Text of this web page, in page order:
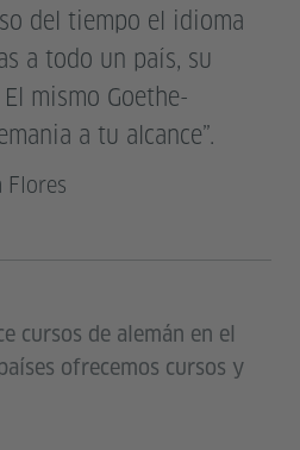
del tiempo el idioma
a todo un país, su
mismo Goethe-
a tu alcance”.
Flores
cursos de alemán en el
ofrecemos cursos y